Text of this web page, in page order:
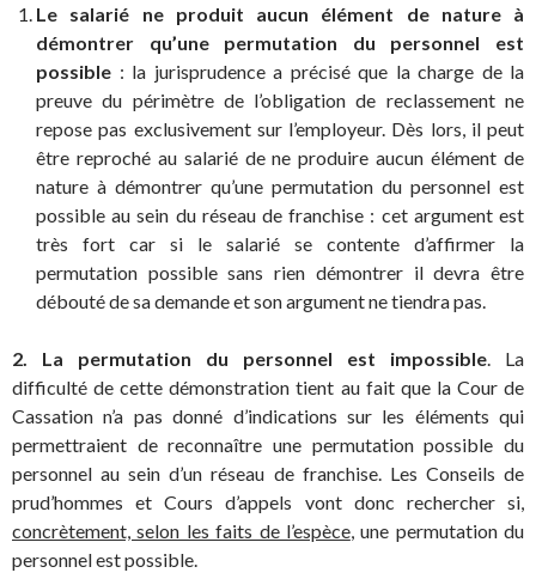
Le salarié ne produit aucun élément de nature à
démontrer qu’une permutation du personnel est
possible : la jurisprudence a précisé que la charge de la
preuve du périmètre de l’obligation de reclassement ne
repose pas exclusivement sur l’employeur. Dès lors, il peut
être reproché au salarié de ne produire aucun élément de
nature à démontrer qu’une permutation du personnel est
possible au sein du réseau de franchise : cet argument est
très fort car si le salarié se contente d’affirmer la
permutation possible sans rien démontrer il devra être
débouté de sa demande et son argument ne tiendra pas.
2. La permutation du personnel est impossible. La
difficulté de cette démonstration tient au fait que la Cour de
Cassation n’a pas donné d’indications sur les éléments qui
permettraient de reconnaître une permutation possible du
personnel au sein d’un réseau de franchise. Les Conseils de
prud’hommes et Cours d’appels vont donc rechercher si,
concrètement, selon les faits de l’espèce, une permutation du
personnel est possible.